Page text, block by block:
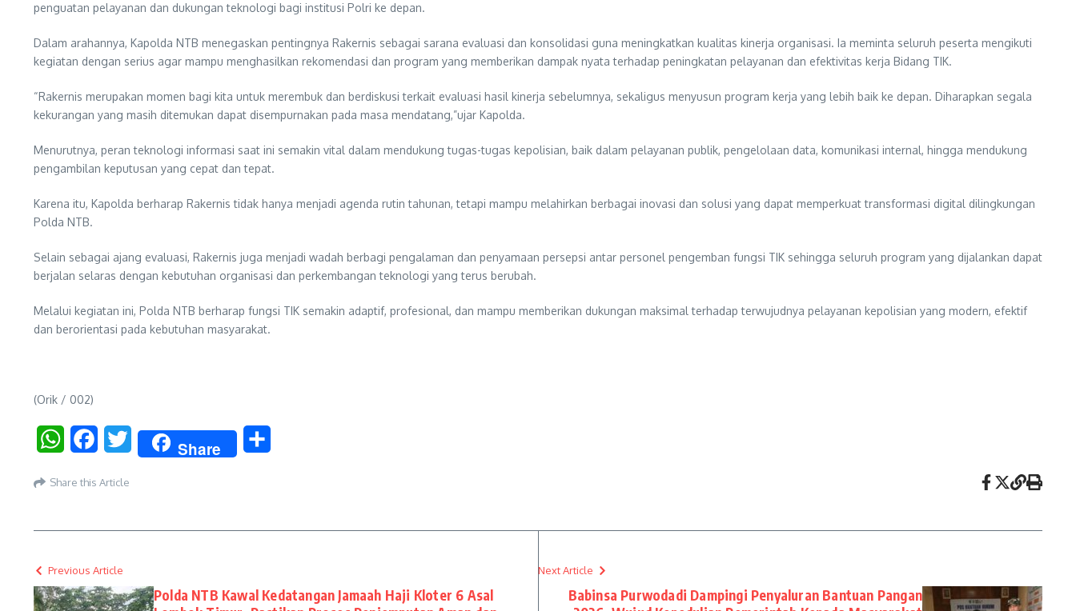
penguatan pelayanan dan dukungan teknologi bagi institusi Polri ke depan.
Dalam arahannya, Kapolda NTB menegaskan pentingnya Rakernis sebagai sarana evaluasi dan konsolidasi guna meningkatkan kualitas kinerja organisasi. Ia meminta seluruh peserta mengikuti
kegiatan dengan serius agar mampu menghasilkan rekomendasi dan program yang memberikan dampak nyata terhadap peningkatan pelayanan dan efektivitas kerja Bidang TIK.
“Rakernis merupakan momen bagi kita untuk merembuk dan berdiskusi terkait evaluasi hasil kinerja sebelumnya, sekaligus menyusun program kerja yang lebih baik ke depan. Diharapkan segala
kekurangan yang masih ditemukan dapat disempurnakan pada masa mendatang,”ujar Kapolda.
Menurutnya, peran teknologi informasi saat ini semakin vital dalam mendukung tugas-tugas kepolisian, baik dalam pelayanan publik, pengelolaan data, komunikasi internal, hingga mendukung
pengambilan keputusan yang cepat dan tepat.
Karena itu, Kapolda berharap Rakernis tidak hanya menjadi agenda rutin tahunan, tetapi mampu melahirkan berbagai inovasi dan solusi yang dapat memperkuat transformasi digital dilingkungan
Polda NTB.
Selain sebagai ajang evaluasi, Rakernis juga menjadi wadah berbagi pengalaman dan penyamaan persepsi antar personel pengemban fungsi TIK sehingga seluruh program yang dijalankan dapat
berjalan selaras dengan kebutuhan organisasi dan perkembangan teknologi yang terus berubah.
Melalui kegiatan ini, Polda NTB berharap fungsi TIK semakin adaptif, profesional, dan mampu memberikan dukungan maksimal terhadap terwujudnya pelayanan kepolisian yang modern, efektif
dan berorientasi pada kebutuhan masyarakat.
(Orik / 002)
WhatsAppFacebookTwitter Share
Share this Article
Previous Article
Polda NTB Kawal Kedatangan Jamaah Haji Kloter 6 Asal
Next Article
Babinsa Purwodadi Dampingi Penyaluran Bantuan Pangan